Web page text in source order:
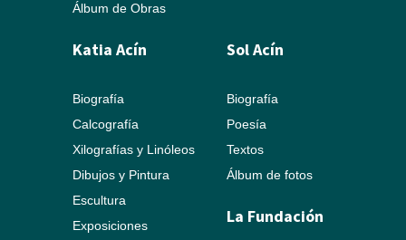
Álbum de Obras
Katia Acín
Biografía
Calcografía
Xilografías y Linóleos
Dibujos y Pintura
Escultura
Exposiciones
Sol Acín
Biografía
Poesía
Textos
Álbum de fotos
La Fundación